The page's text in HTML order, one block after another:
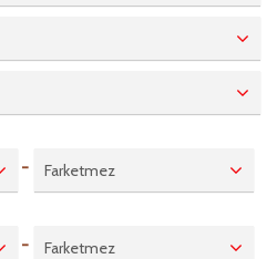
- Farketmez
-
Farketmez